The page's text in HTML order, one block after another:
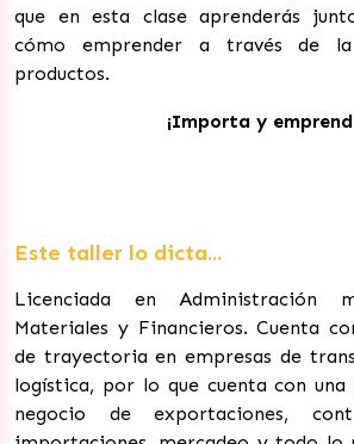
que en esta clase aprenderás
cómo emprender a través de
productos.
¡Importa y
Este taller lo dicta...
Licenciada en Administración
Materiales y Financieros. Cuenta
de trayectoria en empresas de
logística, por lo que cuenta con
negocio de exportaciones,